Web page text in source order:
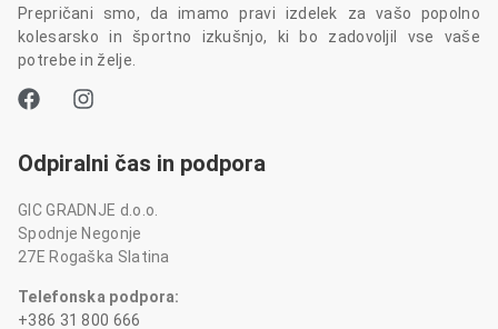
Prepričani smo, da imamo pravi izdelek za vašo popolno
kolesarsko in športno izkušnjo, ki bo zadovoljil vse vaše
potrebe in želje.
Odpiralni čas in podpora
GIC GRADNJE d.o.o.
Spodnje Negonje
27E Rogaška Slatina
Telefonska podpora:
+386 31 800 666